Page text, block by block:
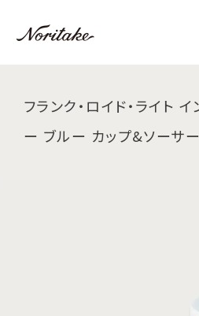
フランク・ロイド・ライト
ー ブルー カップ&ソーサ